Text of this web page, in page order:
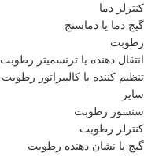
کنترلر دما
گیج دما یا دماسنج
رطوبت
انتقال دهنده یا ترنسمیتر رطوبت
تنظیم کننده یا کالیبراتور رطوبت
سایر
سنسور رطوبت
کنترلر رطوبت
گیج یا نشان دهنده رطوبت